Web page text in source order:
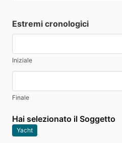
Estremi cronologici
Iniziale
Finale
Hai selezionato il Soggetto
Yacht